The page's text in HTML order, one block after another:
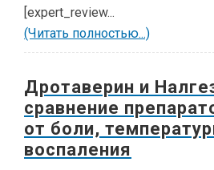
[expert_review...
(Читать полностью...)
Дротаверин и
сравнение
от боли,
воспаления